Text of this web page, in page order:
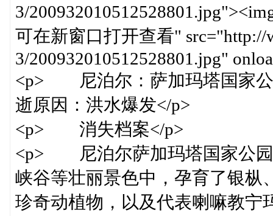
3/
可在新窗口打开查看" src="http://
3/200932010512528801.jpg"
<p> 尼泊尔：萨加玛塔国
逝原因：洪水爆发</p>
<p> 消失档案</p>
<p> 尼泊尔萨加玛塔国家公园
峡谷等壮丽景色中，孕育了银枞
珍奇动植物，以及代表喇嘛教宁